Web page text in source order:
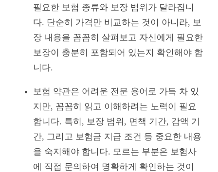
필요한 보험 종류와 보장 범위가 달라집니
다. 단순히 가격만 비교하는 것이 아니라, 보
장 내용을 꼼꼼히 살펴보고 자신에게 필요한
보장이 충분히 포함되어 있는지 확인해야 합
니다.
보험 약관은 어려운 전문 용어로 가득 차 있
지만, 꼼꼼히 읽고 이해하려는 노력이 필요
합니다. 특히, 보장 범위, 면책 기간, 감액 기
간, 그리고 보험금 지급 조건 등 중요한 내용
을 숙지해야 합니다. 모르는 부분은 보험사
에 직접 문의하여 명확하게 확인하는 것이